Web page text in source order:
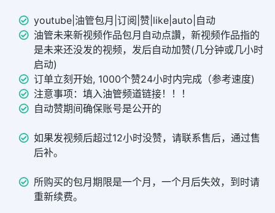
youtube|油管包月|订阅|赞|like|auto|自动
油管未来新视频作品包月自动点讚，新视频作品指的
是未来还没发的视频，发后自动加赞(几分钟或几小时
启动)
订单立刻开始, 1000个赞24小时内完成（参考速度)
注意事项：填入油管频道链接！！！
自动赞期间确保账号是公开的
如果发视频后超过12小时没赞，请联系售后，通过售
后补。
所购买的包月期限是一个月，一个月后失效，到时请
重新续费。